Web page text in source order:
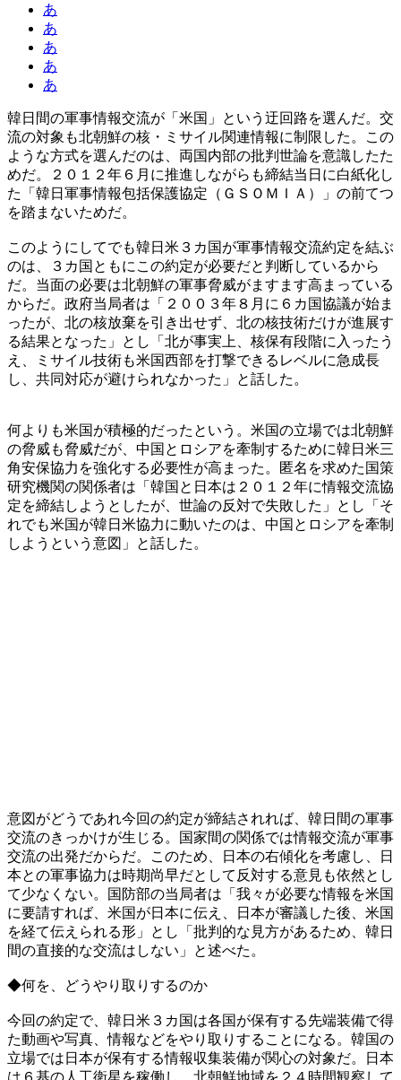
あ
あ
あ
あ
あ
韓日間の軍事情報交流が「米国」という迂回路を選んだ。交
流の対象も北朝鮮の核・ミサイル関連情報に制限した。この
ような方式を選んだのは、両国内部の批判世論を意識したた
めだ。２０１２年６月に推進しながらも締結当日に白紙化し
た「韓日軍事情報包括保護協定（ＧＳＯＭＩＡ）」の前てつ
を踏まないためだ。
このようにしてでも韓日米３カ国が軍事情報交流約定を結ぶ
のは、３カ国ともにこの約定が必要だと判断しているから
だ。当面の必要は北朝鮮の軍事脅威がますます高まっている
からだ。政府当局者は「２００３年８月に６カ国協議が始ま
ったが、北の核放棄を引き出せず、北の核技術だけが進展す
る結果となった」とし「北が事実上、核保有段階に入ったう
え、ミサイル技術も米国西部を打撃できるレベルに急成長
し、共同対応が避けられなかった」と話した。
何よりも米国が積極的だったという。米国の立場では北朝鮮
の脅威も脅威だが、中国とロシアを牽制するために韓日米三
角安保協力を強化する必要性が高まった。匿名を求めた国策
研究機関の関係者は「韓国と日本は２０１２年に情報交流協
定を締結しようとしたが、世論の反対で失敗した」とし「そ
れでも米国が韓日米協力に動いたのは、中国とロシアを牽制
しようという意図」と話した。
意図がどうであれ今回の約定が締結されれば、韓日間の軍事
交流のきっかけが生じる。国家間の関係では情報交流が軍事
交流の出発だからだ。このため、日本の右傾化を考慮し、日
本との軍事協力は時期尚早だとして反対する意見も依然とし
て少なくない。国防部の当局者は「我々が必要な情報を米国
に要請すれば、米国が日本に伝え、日本が審議した後、米国
を経て伝えられる形」とし「批判的な見方があるため、韓日
間の直接的な交流はしない」と述べた。
◆何を、どうやり取りするのか
今回の約定で、韓日米３カ国は各国が保有する先端装備で得
た動画や写真、情報などをやり取りすることになる。韓国の
立場では日本が保有する情報収集装備が関心の対象だ。日本
は６基の人工衛星を稼働し、北朝鮮地域を２４時間観察して